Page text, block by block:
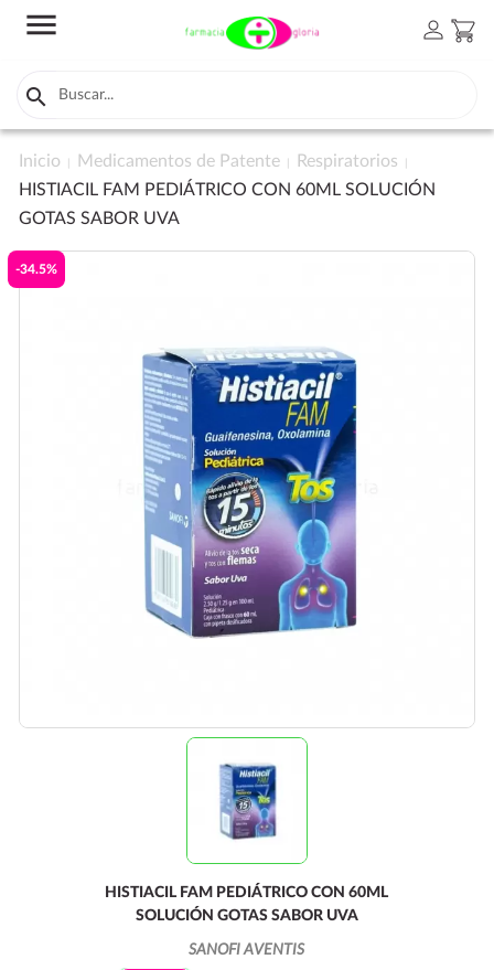
menu person shopping_cart

Inicio Medicamentos de Patente
Respiratorios
HISTIACIL FAM PEDIÁTRICO CON 60ML SOLUCIÓN
GOTAS SABOR UVA
-34.5%
HISTIACIL FAM PEDIÁTRICO CON 60ML
SOLUCIÓN GOTAS SABOR UVA
SANOFI AVENTIS